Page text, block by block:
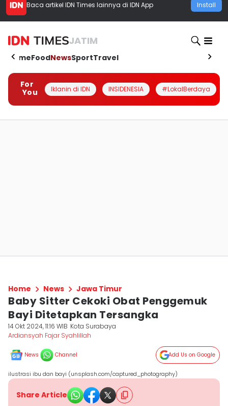
Baca artikel IDN Times lainnya di IDN App Install
JATIM
HomeFoodNewsSportTravel
For
You
Iklanin di IDN INSIDENESIA #LokalBerdaya
Home News Jawa Timur
Baby Sitter Cekoki Obat Penggemuk
Bayi Ditetapkan Tersangka
14 Okt 2024, 11:16 WIB Kota Surabaya
Ardiansyah Fajar Syahlillah
News Channel Add Us on Google
ilustrasi ibu dan bayi (unsplash.com/captured_photography)
Share Article